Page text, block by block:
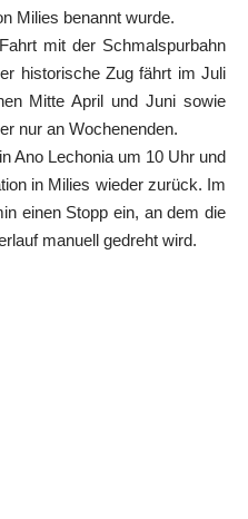
Milies benannt wurde.
mit der Schmalspurbahn
historische Zug fährt im Juli
Mitte April und Juni sowie
nur an Wochenenden.
Ano Lechonia um 10 Uhr und
in Milies wieder zurück. Im
einen Stopp ein, an dem die
manuell gedreht wird.